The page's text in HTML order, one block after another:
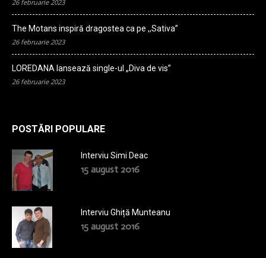
26 februarie 2023
The Motans inspiră dragostea ca pe ,,Sativa”
26 februarie 2023
LOREDANA lansează single-ul „Diva de vis”
26 februarie 2023
POSTĂRI POPULARE
Interviu Simi Deac
15 august 2016
Interviu Ghiță Munteanu
15 august 2016